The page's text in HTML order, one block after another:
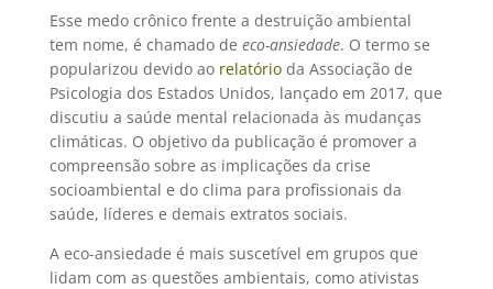
Esse medo crônico frente a destruição ambiental
tem nome, é chamado de eco-ansiedade. O termo se
popularizou devido ao relatórioda Associação de
Psicologia dos Estados Unidos, lançado em 2017, que
discutiu a saúde mental relacionada às mudanças
climáticas. O objetivo da publicação é promover a
compreensão sobre as implicações da crise
socioambiental e do clima para profissionais da
saúde, líderes e demais extratos sociais.
A eco-ansiedade é mais suscetível em grupos que
lidam com as questões ambientais, como ativistas